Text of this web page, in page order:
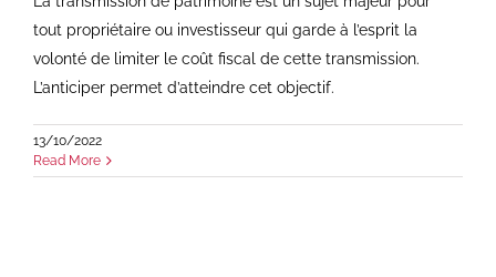
tout propriétaire ou investisseur qui garde à l’esprit la
volonté de limiter le coût fiscal de cette transmission.
L’anticiper permet d’atteindre cet objectif.
13/10/2022
Read More